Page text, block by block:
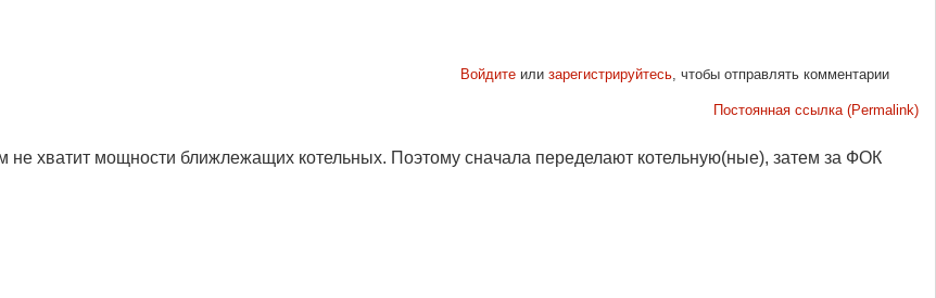
Войдитеили зарегистрируйтесь, чтобы отправлять комментарии
Постоянная ссылка (Permalink)
хватит мощности ближлежащих котельных. Поэтому сначала переделают котельную(ные), затем за ФОК